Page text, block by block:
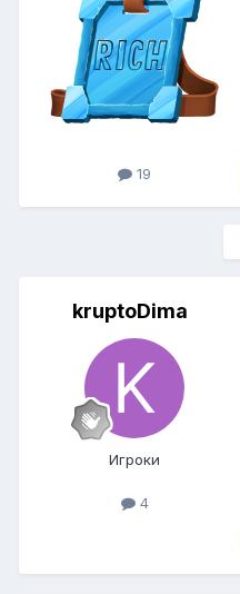
19
kruptoDima
Игроки
4